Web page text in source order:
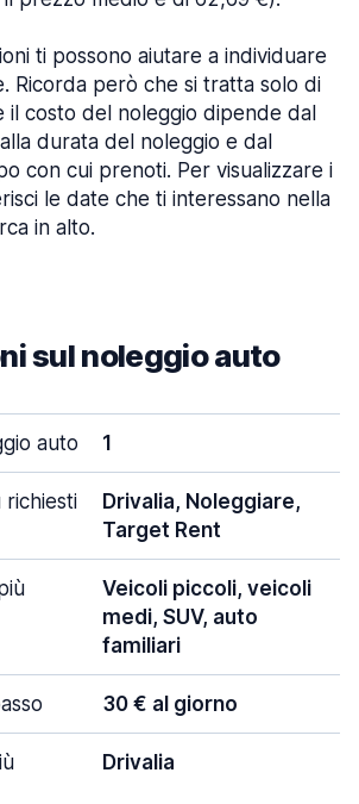
ti possono aiutare a individuare
Ricorda però che si tratta solo di
il costo del noleggio dipende dal
durata del noleggio e dal
con cui prenoti. Per visualizzare i
le date che ti interessano nella
in alto.
sul noleggio auto
auto 1
richiesti
Drivalia, Noleggiare,
Target Rent
Veicoli piccoli, veicoli
medi, SUV, auto
familiari
30 € al giorno
Drivalia